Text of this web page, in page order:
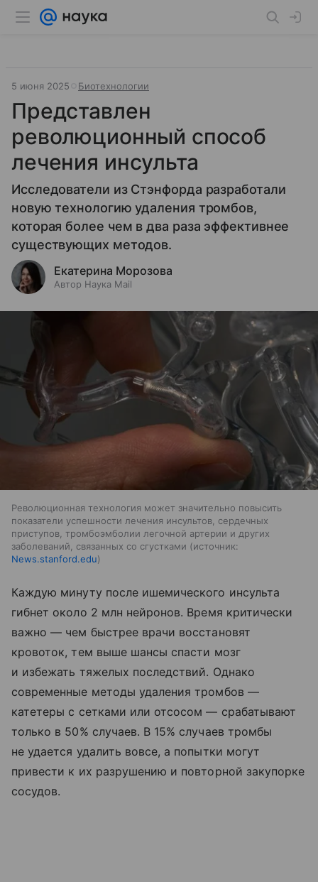
5 июня 2025 Биотехнологии
Представлен
революционный способ
лечения инсульта
Исследователи из Стэнфорда разработали
новую технологию удаления тромбов,
которая более чем в два раза эффективнее
существующих методов.
Екатерина Морозова
Автор Наука Mail
Революционная технология может значительно повысить
показатели успешности лечения инсультов, сердечных
приступов, тромбоэмболии легочной артерии и других
заболеваний, связанных со сгустками
источник:
News.stanford.edu
Каждую минуту после ишемического инсульта
гибнет около 2 млн нейронов. Время критически
важно — чем быстрее врачи восстановят
кровоток, тем выше шансы спасти мозг
и избежать тяжелых последствий. Однако
современные методы удаления тромбов —
катетеры с сетками или отсосом — срабатывают
только в 50% случаев. В 15% случаев тромбы
не удается удалить вовсе, а попытки могут
привести к их разрушению и повторной закупорке
сосудов.